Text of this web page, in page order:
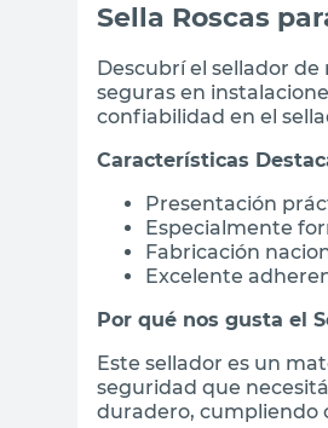
Sella Roscas
Descubrí el sellador
seguras en
confiabilidad en el
Características
Presentación
Especialmente
Fabricación
Excelente
Por qué nos gusta el
Este sellador es un
seguridad que
duradero, cumpliendo